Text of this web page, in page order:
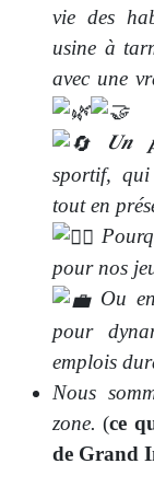
vie des
usine à
avec une
𝑼𝒏
sportif, qui
tout en
pour nos
Ou
pour
emplois
Nous
zone. (ce
de Grand